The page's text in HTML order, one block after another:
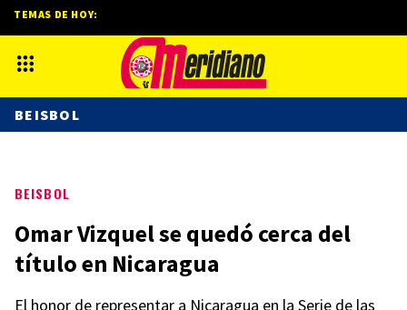
BEISBOL
Omar Vizquel se quedó cerca del
título en Nicaragua
El honor de representar a Nicaragua en la Serie de las
TEMAS DE HOY:
BEISBOL